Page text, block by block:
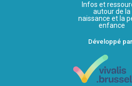
Infos et
autour de la
naissance et la
enfance
Développé